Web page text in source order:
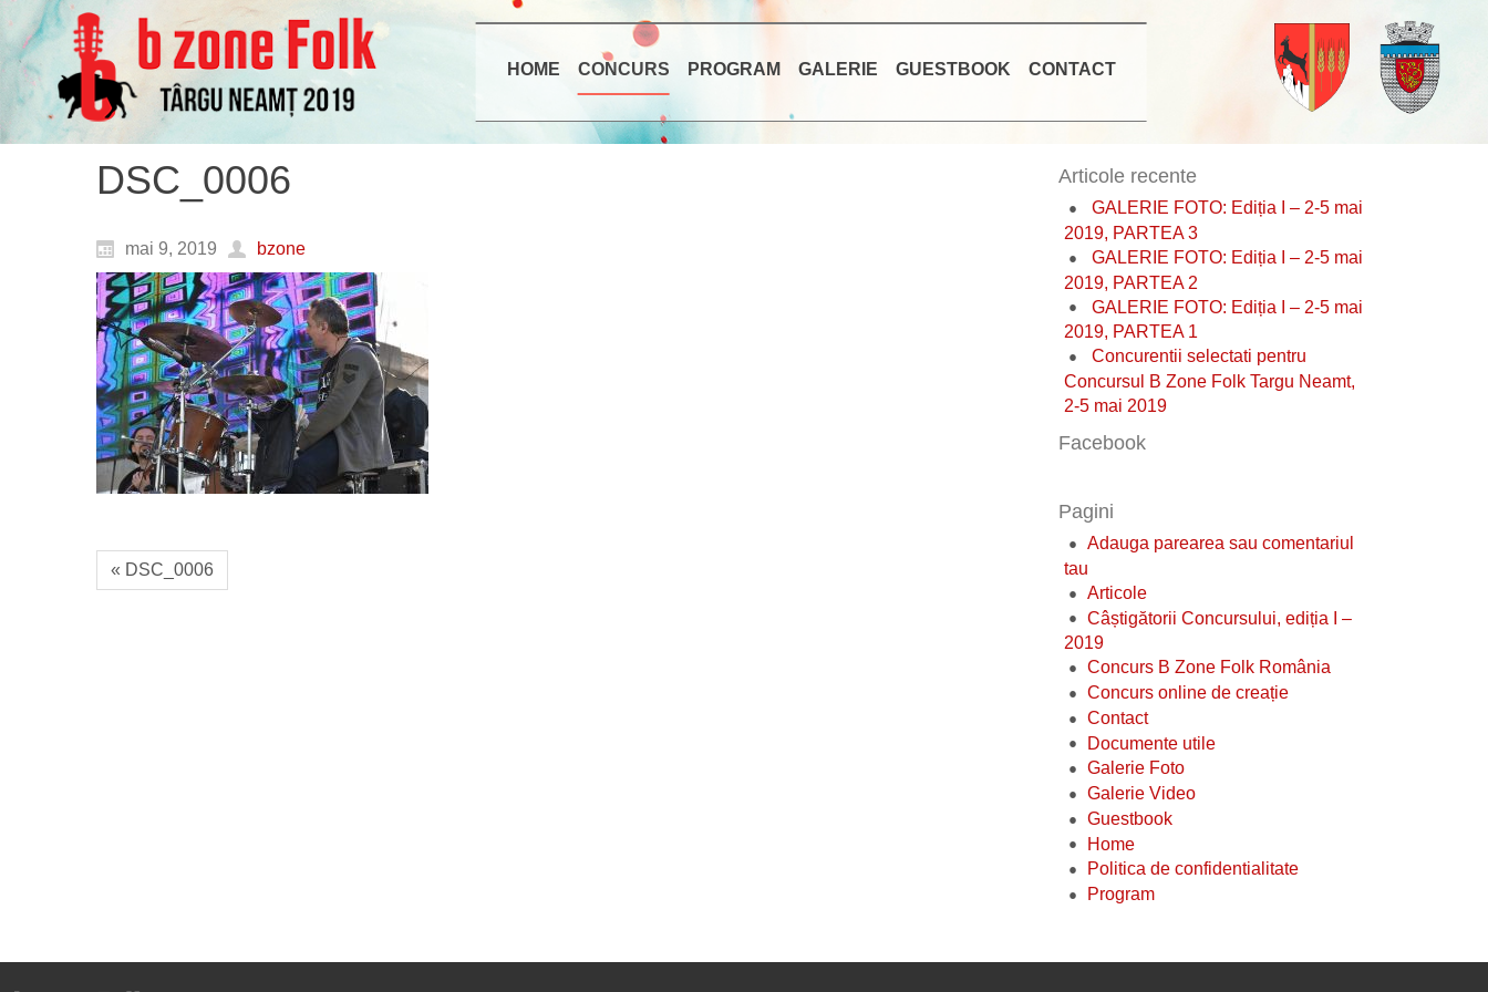
HOME CONCURS PROGRAM GALERIE GUESTBOOK CONTACT
DSC_0006
mai 9, 2019 bzone
« DSC_0006
Articole recente
GALERIE FOTO: Ediția I – 2-5 mai
2019, PARTEA 3
GALERIE FOTO: Ediția I – 2-5 mai
2019, PARTEA 2
GALERIE FOTO: Ediția I – 2-5 mai
2019, PARTEA 1
Concurentii selectati pentru
Concursul B Zone Folk Targu Neamt,
2-5 mai 2019
Facebook
Pagini
Adauga parearea sau comentariul
tau
Articole
Câștigătorii Concursului, ediția I –
2019
Concurs B Zone Folk România
Concurs online de creație
Contact
Documente utile
Galerie Foto
Galerie Video
Guestbook
Home
Politica de confidentialitate
Program